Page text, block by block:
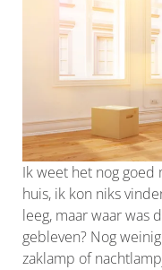
Ik weet het nog goed
huis, ik kon niks
leeg, maar waar was
gebleven? Nog
zaklamp of